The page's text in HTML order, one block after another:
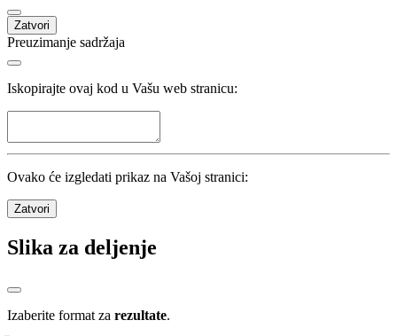
Zatvori
Preuzimanje sadržaja
Iskopirajte ovaj kod u Vašu web stranicu:
Ovako će izgledati prikaz na Vašoj stranici:
Zatvori
Slika za deljenje
Izaberite format za rezultate.